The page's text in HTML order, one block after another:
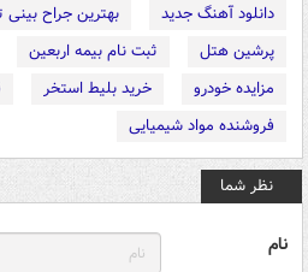
دانلود آهنگ جدید
بهترین جراح بینی
پرشین هتل
ثبت نام بیمه اربعین
مزایده خودرو
خرید بلیط استخر
فروشنده مواد شیمیایی
نظر شما
نام